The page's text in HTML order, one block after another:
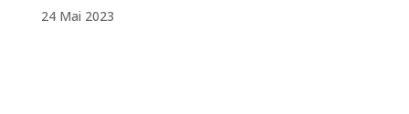
24 Mai 2023